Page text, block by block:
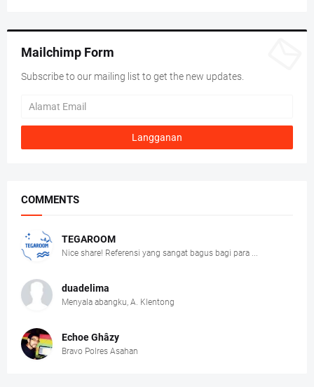
Mailchimp Form
Subscribe to our mailing list to get the new updates.
COMMENTS
TEGAROOM
Nice share! Referensi yang sangat bagus bagi para ...
duadelima
Menyala abangku, A. Klentong
Echoe Ghâzy
Bravo Polres Asahan